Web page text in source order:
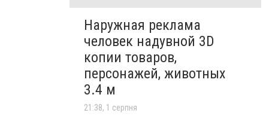
Наружная реклама
человек надувной 3D
копии товаров,
персонажей, животных
3.4 м
21:38, 1 серпня